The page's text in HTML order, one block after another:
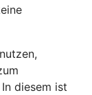
diesem ist